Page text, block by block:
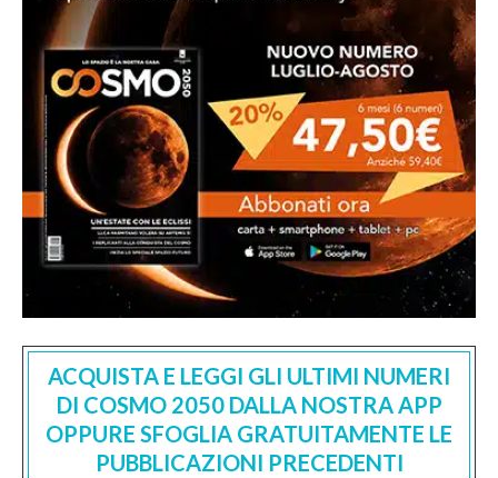
ACQUISTA E LEGGI GLI ULTIMI NUMERI
DI COSMO 2050 DALLA NOSTRA APP
OPPURE SFOGLIA GRATUITAMENTE LE
PUBBLICAZIONI PRECEDENTI